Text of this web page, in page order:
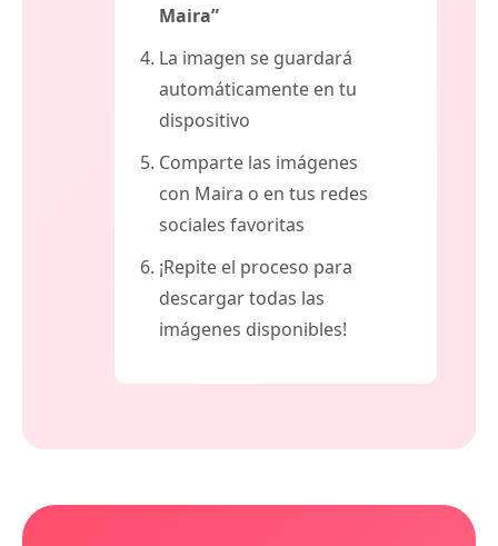
Maira”
La imagen se guardará
automáticamente en tu
dispositivo
Comparte las imágenes
con Maira o en tus redes
sociales favoritas
¡Repite el proceso para
descargar todas las
imágenes disponibles!